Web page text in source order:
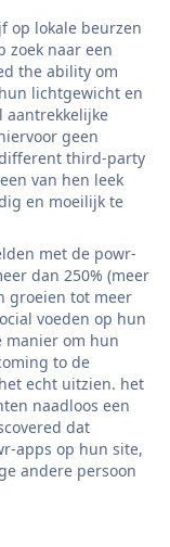
op lokale beurzen
zoek naar een
the ability om
lichtgewicht en
aantrekkelijke
geen
third-party
van hen leek
en moeilijk te
met de powr-
dan 250% (meer
groeien tot meer
voeden op hun
manier om hun
to de
echt uitzien. het
naadloos een
dat
apps op hun site,
andere persoon